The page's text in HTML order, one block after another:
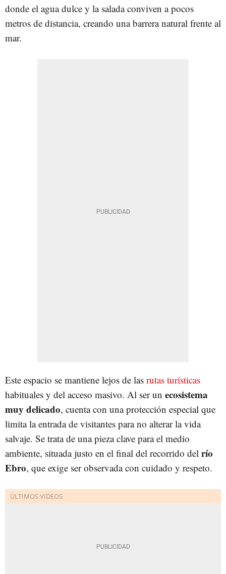
donde el agua dulce y la salada conviven a pocos
metros de distancia, creando una barrera natural frente al
mar.
Este espacio se mantiene lejos de las rutas turísticas
habituales y del acceso masivo. Al ser un ecosistema
muy delicado, cuenta con una protección especial que
limita la entrada de visitantes para no alterar la vida
salvaje. Se trata de una pieza clave para el medio
ambiente, situada justo en el final del recorrido del río
Ebro, que exige ser observada con cuidado y respeto.